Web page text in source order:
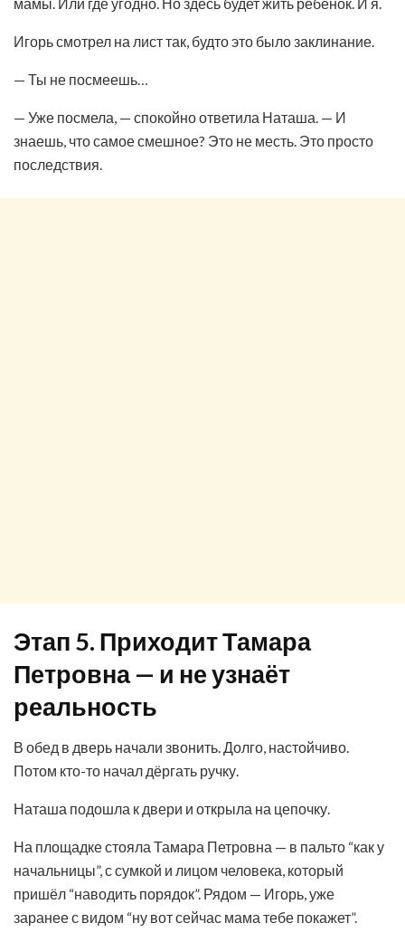
Игорь смотрел на лист так, будто это было заклинание.
— Ты не посмеешь…
— Уже посмела, — спокойно ответила Наташа. — И
знаешь, что самое смешное? Это не месть. Это просто
последствия.
Этап 5. Приходит Тамара
Петровна — и не узнаёт
реальность
В обед в дверь начали звонить. Долго, настойчиво.
Потом кто-то начал дёргать ручку.
Наташа подошла к двери и открыла на цепочку.
На площадке стояла Тамара Петровна — в пальто “как у
начальницы”, с сумкой и лицом человека, который
пришёл “наводить порядок”. Рядом — Игорь, уже
заранее с видом “ну вот сейчас мама тебе покажет”.